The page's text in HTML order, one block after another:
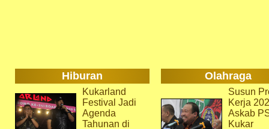
Hiburan Olahraga
Kukarland
Festival Jadi
Agenda
Tahunan di
Susun
Kerja
Askab
Kukar